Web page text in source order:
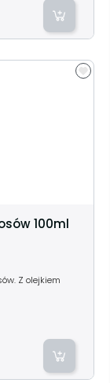
100ml
Z olejkiem